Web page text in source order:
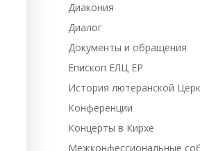
Диакония
Диалог
Документы и обращения
Епископ ЕЛЦ ЕР
История лютеранской
Конференции
Концерты в Кирхе
Межконфессиональные